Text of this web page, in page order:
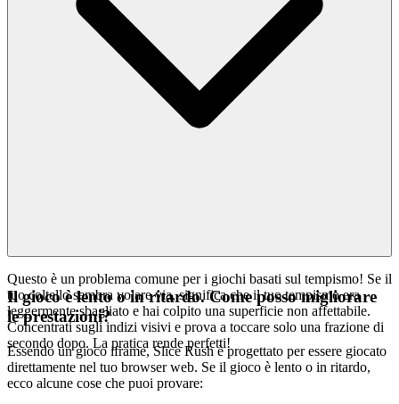
Questo è un problema comune per i giochi basati sul tempismo! Se il
tuo coltello sembra volare via, significa che il tuo tempismo era
leggermente sbagliato e hai colpito una superficie non affettabile.
Concentrati sugli indizi visivi e prova a toccare solo una frazione di
secondo dopo. La pratica rende perfetti!
Il gioco è lento o in ritardo. Come posso migliorare
le prestazioni?
Essendo un gioco iframe, Slice Rush è progettato per essere giocato
direttamente nel tuo browser web. Se il gioco è lento o in ritardo,
ecco alcune cose che puoi provare: